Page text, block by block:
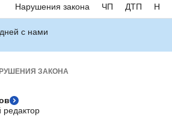
Нарушения закона ЧП ДТП
с нами
ЗАКОНА